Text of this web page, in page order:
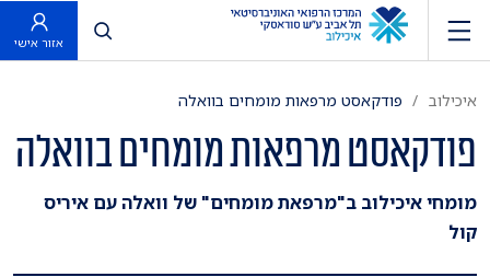
פתח חיפוש
אזור אישי
איכילוב פודקאסט מרפאות מומחים בוואלה
פודקאסט מרפאות מומחים בוואלה
מומחי איכילוב ב"מרפאת מומחים" של וואלה עם איריס
קול